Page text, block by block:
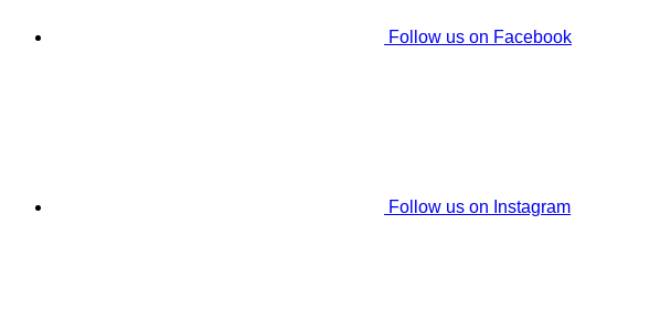
Follow us on Facebook
Follow us on Instagram